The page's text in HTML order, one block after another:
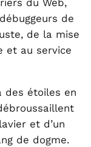
du Web,
de
de la mise
et au service
des étoiles en
et d’un
de dogme.